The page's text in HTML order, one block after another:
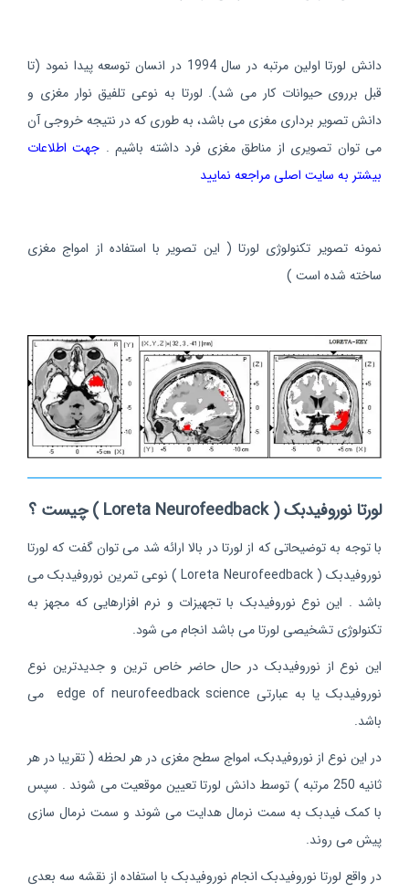
دانش لورتا اولین مرتبه در سال 1994 در انسان توسعه پیدا نمود (تا
قبل برروی حیوانات کار می شد). لورتا به نوعی تلفیق نوار مغزی و
دانش تصویر برداری مغزی می باشد، به طوری که در نتیجه خروجی آن
می توان تصویری از مناطق مغزی فرد داشته باشیم . جهت اطلاعات
بیشتر به سایت اصلی مراجعه نمایید
نمونه تصویر تکنولوژی لورتا ( این تصویر با استفاده از امواج مغزی
ساخته شده است )
لورتا نوروفیدبک ( Loreta Neurofeedback ) چیست ؟
با توجه به توضیحاتی که از لورتا در بالا ارائه شد می توان گفت که لورتا
نوروفیدبک ( Loreta Neurofeedback ) نوعی تمرین نوروفیدبک می
باشد . این نوع نوروفیدبک با تجهیزات و نرم افزارهایی که مجهز به
تکنولوژی تشخیصی لورتا می باشد انجام می شود.
این نوع از نوروفیدبک در حال حاضر خاص ترین و جدیدترین نوع
نوروفیدبک یا به عبارتی edge of neurofeedback science می
باشد.
در این نوع از نوروفیدبک، امواج سطح مغزی در هر لحظه ( تقریبا در هر
ثانیه 250 مرتبه ) توسط دانش لورتا تعیین موقعیت می شوند . سپس
با کمک فیدبک به سمت نرمال هدایت می شوند و سمت نرمال سازی
پیش می روند.
در واقع لورتا نوروفیدبک انجام نوروفیدبک با استفاده از نقشه سه بعدی